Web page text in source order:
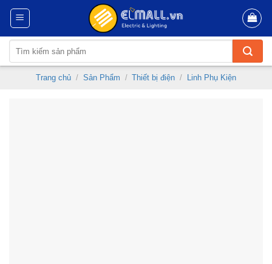
Skip
content
kiếm:
Trang chủ / Sản Phẩm / Thiết bị điện / Linh Phụ Kiện